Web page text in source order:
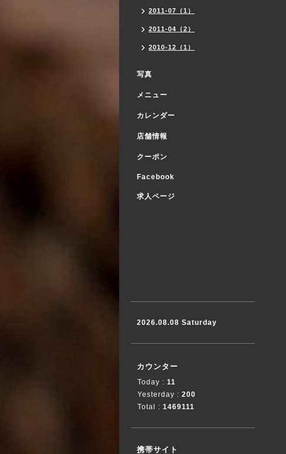
2011-07（1）
2011-04（2）
2010-12（1）
写真
メニュー
カレンダー
店舗情報
クーポン
Facebook
求人ページ
2026.08.08 Saturday
カウンター
Today : 11
Yesterday : 200
Total : 1469111
携帯サイト